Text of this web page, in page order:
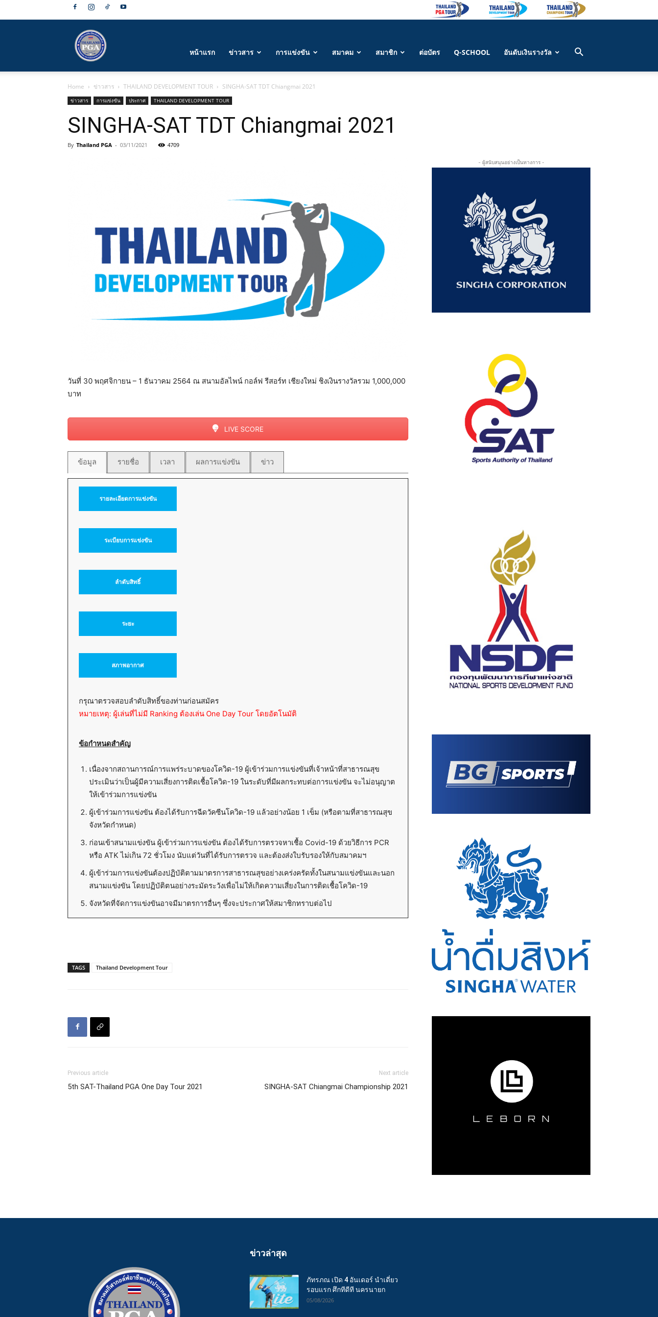
กีฬา
กอล์ฟ
แห่ง
หน้าแรก ข่าวสาร การแข่งขัน สมาคม สมาชิก ต่อบัตร Q-SCHOOL อันดับเงินรางวัล
Home ข่าวสาร THAILAND DEVELOPMENT TOUR SINGHA-SAT TDT Chiangmai 2021
ข่าวสาร การแข่งขัน ประกาศ THAILAND DEVELOPMENT TOUR
SINGHA-SAT TDT Chiangmai 2021
By Thailand PGA - 03/11/2021 4709
วันที่ 30 พฤศจิกายน – 1 ธันวาคม 2564 ณ สนามอัลไพน์ กอล์ฟ รีสอร์ท เชียงใหม่ ชิงเงินรางวัลรวม 1,000,000
บาท
LIVE SCORE
ข้อมูล รายชื่อ เวลา ผลการแข่งขัน ข่าว
รายละเอียดการแข่งขัน
ระเบียบการแข่งขัน
ลำดับสิทธิ์
ระยะ
สภาพอากาศ
กรุณาตรวจสอบลำดับสิทธิ์ของท่านก่อนสมัคร
หมายเหตุ: ผู้เล่นที่ไม่มี Ranking ต้องเล่น One Day Tour โดยอัตโนมัติ
ข้อกำหนดสำคัญ
เนื่องจากสถานการณ์การแพร่ระบาดของโควิด-19 ผู้เข้าร่วมการแข่งขันที่เจ้าหน้าที่สาธารณสุข
ประเมินว่าเป็นผู้มีความเสี่ยงการติดเชื้อโควิด-19 ในระดับที่มีผลกระทบต่อการแข่งขัน จะไม่อนุญาต
ให้เข้าร่วมการแข่งขัน
ผู้เข้าร่วมการแข่งขัน ต้องได้รับการฉีดวัคซีนโควิด-19 แล้วอย่างน้อย 1 เข็ม (หรือตามที่สาธารณสุข
จังหวัดกำหนด)
ก่อนเข้าสนามแข่งขัน ผู้เข้าร่วมการแข่งขัน ต้องได้รับการตรวจหาเชื้อ Covid-19 ด้วยวิธีการ PCR
หรือ ATK ไม่เกิน 72 ชั่วโมง นับแต่วันที่ได้รับการตรวจ และต้องส่งใบรับรองให้กับสมาคมฯ
ผู้เข้าร่วมการแข่งขันต้องปฏิบัติตามมาตรการสาธารณสุขอย่างเคร่งครัดทั้งในสนามแข่งขันและนอก
สนามแข่งขัน โดยปฏิบัติตนอย่างระมัดระวังเพื่อไม่ให้เกิดความเสี่ยงในการติดเชื้อโควิด-19
จังหวัดที่จัดการแข่งขันอาจมีมาตรการอื่นๆ ซึ่งจะประกาศให้สมาชิกทราบต่อไป
TAGS Thailand Development Tour
Previous article
5th SAT-Thailand PGA One Day Tour 2021
Next article
SINGHA-SAT Chiangmai Championship 2021
- ผู้สนับสนุนอย่างเป็นทางการ -
ข่าวล่าสุด
ภัทรภณ เปิด 4 อันเดอร์ นำเดี่ยว
รอบแรก ศึกทีดีที นครนายก
05/08/2026